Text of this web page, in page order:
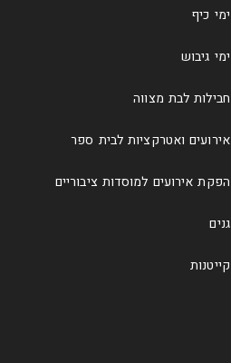
ימי כיף
ימי גיבוש
חבילות לבת מצווה
אירועים ואטרקציות לבית ספר
הפקת אירועים למוסדות ציבוריים
גנים
קייטנות